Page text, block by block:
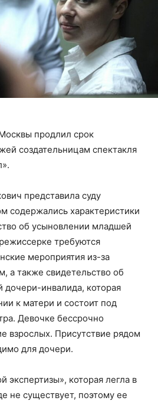
продлил срок
создательницам спектакля
представила суду
содержались характеристики
об усыновлении младшей
требуются
мероприятия из-за
а также свидетельство об
инвалида, которая
к матери и состоит под
Девочке бессрочно
взрослых. Присутствие рядом
для дочери.
экспертизы», которая легла в
не существует, поэтому ее